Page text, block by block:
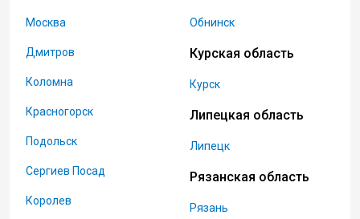
Москва
Дмитров
Коломна
Красногорск
Подольск
Сергиев Посад
Королев
Обнинск
Курская область
Курск
Липецкая область
Липецк
Рязанская область
Рязань